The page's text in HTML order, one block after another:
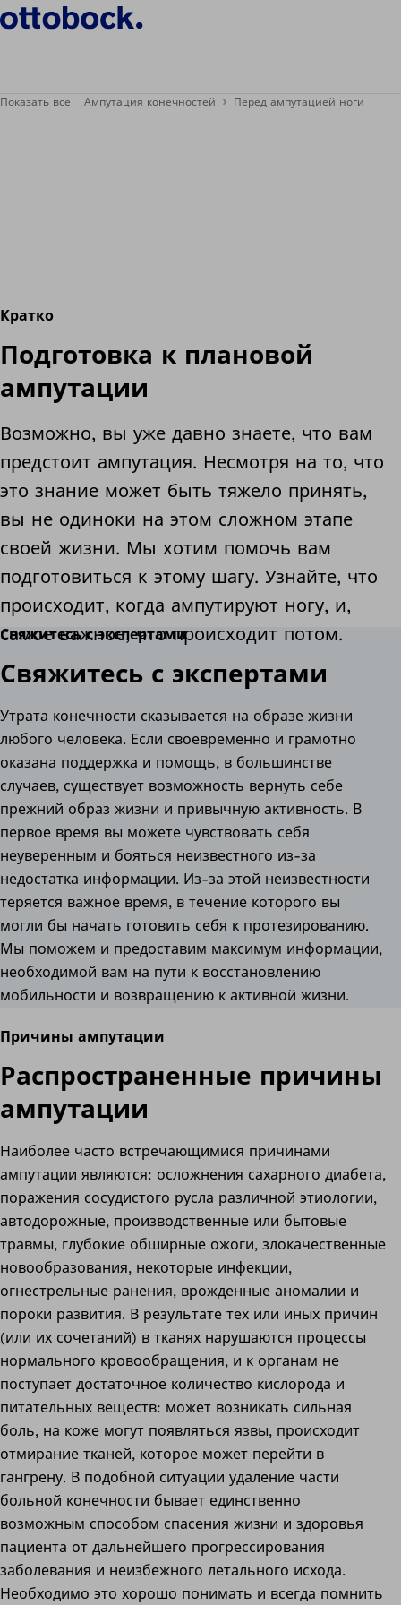
Показать все Ампутация конечностей Перед ампутацией ноги
Кратко
Подготовка к плановой
ампутации
Возможно, вы уже давно знаете, что вам
предстоит ампутация. Несмотря на то, что
это знание может быть тяжело принять,
вы не одиноки на этом сложном этапе
своей жизни. Мы хотим помочь вам
подготовиться к этому шагу. Узнайте, что
происходит, когда ампутируют ногу, и,
самое важное, что происходит потом.
Свяжитесь с экспертами
Свяжитесь с экспертами
Утрата конечности сказывается на образе жизни
любого человека. Если своевременно и грамотно
оказана поддержка и помощь, в большинстве
случаев, существует возможность вернуть себе
прежний образ жизни и привычную активность. В
первое время вы можете чувствовать себя
неуверенным и бояться неизвестного из-за
недостатка информации. Из-за этой неизвестности
теряется важное время, в течение которого вы
могли бы начать готовить себя к протезированию.
Мы поможем и предоставим максимум информации,
необходимой вам на пути к восстановлению
мобильности и возвращению к активной жизни.
Причины ампутации
Распространенные причины
ампутации
Наиболее часто встречающимися причинами
ампутации являются: осложнения сахарного диабета,
поражения сосудистого русла различной этиологии,
автодорожные, производственные или бытовые
травмы, глубокие обширные ожоги, злокачественные
новообразования, некоторые инфекции,
огнестрельные ранения, врожденные аномалии и
пороки развития. В результате тех или иных причин
(или их сочетаний) в тканях нарушаются процессы
нормального кровообращения, и к органам не
поступает достаточное количество кислорода и
питательных веществ: может возникать сильная
боль, на коже могут появляться язвы, происходит
отмирание тканей, которое может перейти в
гангрену. В подобной ситуации удаление части
больной конечности бывает единственно
возможным способом спасения жизни и здоровья
пациента от дальнейшего прогрессирования
заболевания и неизбежного летального исхода.
Необходимо это хорошо понимать и всегда помнить